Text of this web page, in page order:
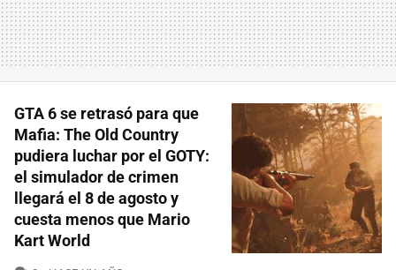
GTA 6 se retrasó para que
Mafia: The Old Country
pudiera luchar por el GOTY:
el simulador de crimen
llegará el 8 de agosto y
cuesta menos que Mario
Kart World